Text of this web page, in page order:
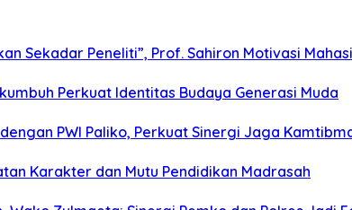
Sekadar Peneliti”, Prof. Sahiron Motivasi
Perkuat Identitas Budaya Generasi Muda
PWI Paliko, Perkuat Sinergi Jaga
Karakter dan Mutu Pendidikan Madrasah